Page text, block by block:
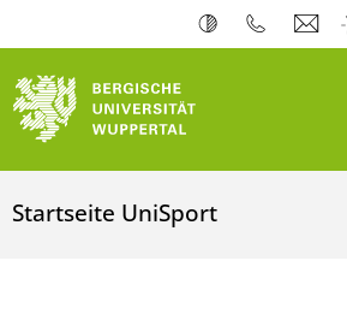
Startseite UniSport